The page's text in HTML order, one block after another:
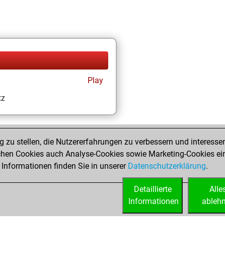
Play
stellen, die Nutzererfahrungen zu verbessern und
Cookies auch Analyse-Cookies sowie Marketing-Cookies
finden Sie in unserer Datenschutzerklärung.
Detaillierte
Informationen